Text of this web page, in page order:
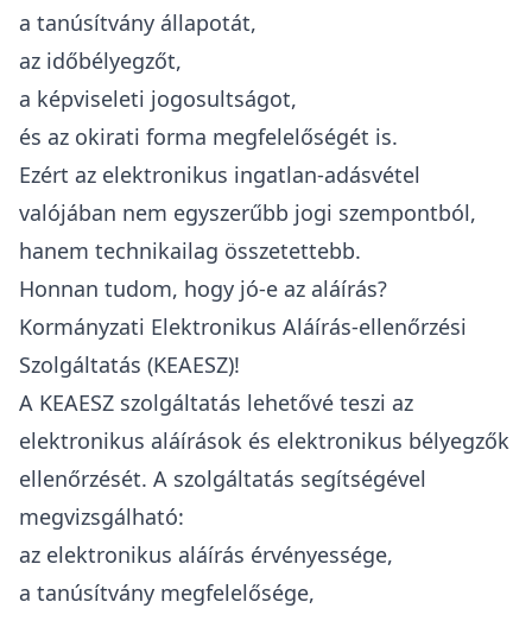
a tanúsítvány állapotát,
az időbélyegzőt,
a képviseleti jogosultságot,
és az okirati forma megfelelőségét is.
Ezért az elektronikus ingatlan-adásvétel
valójában nem egyszerűbb jogi szempontból,
hanem technikailag összetettebb.
Honnan tudom, hogy jó-e az aláírás?
Kormányzati Elektronikus Aláírás-ellenőrzési
Szolgáltatás (KEAESZ)!
A KEAESZ szolgáltatás lehetővé teszi az
elektronikus aláírások és elektronikus bélyegzők
ellenőrzését. A szolgáltatás segítségével
megvizsgálható:
az elektronikus aláírás érvényessége,
a tanúsítvány megfelelősége,